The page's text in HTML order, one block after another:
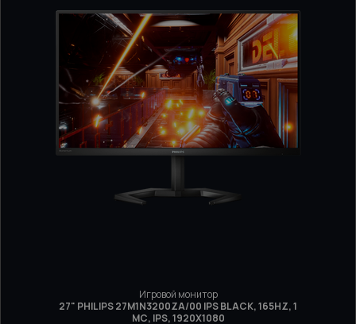
Игровой монитор
27" PHILIPS 27M1N3200ZA/00 IPS BLACK, 165HZ, 1
МС, IPS, 1920X1080